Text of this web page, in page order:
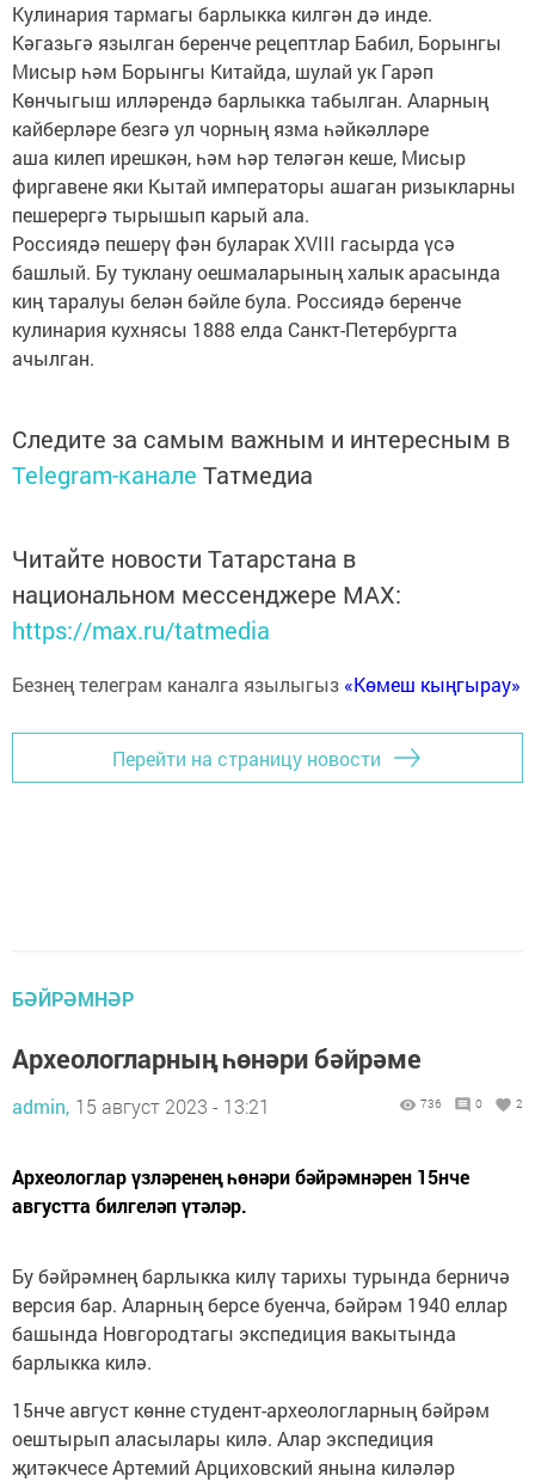
Кулинария тармагы барлыкка килгән дә инде.
Кәгазьгә язылган беренче рецептлар Бабил, Борынгы
Мисыр һәм Борынгы Китайда, шулай ук ​​Гарәп
Көнчыгыш илләрендә барлыкка табылган. Аларның
кайберләре безгә ул чорның язма һәйкәлләре
аша килеп ирешкән, һәм һәр теләгән кеше, Мисыр
фиргавене яки Кытай императоры ашаган ризыкларны
пешерергә тырышып карый ала.
Россиядә пешерү фән буларак XVIII гасырда үсә
башлый. Бу туклану оешмаларының халык арасында
киң таралуы белән бәйле була. Россиядә беренче
кулинария кухнясы 1888 елда Санкт-Петербургта
ачылган.
Следите за самым важным и интересным в
Telegram-канале Татмедиа
Читайте новости Татарстана в
национальном мессенджере MАХ:
https://max.ru/tatmedia
Безнең телеграм каналга язылыгыз «Көмеш кыңгырау»
Перейти на страницу новости
БӘЙРӘМНӘР
Археологларның һөнәри бәйрәме
admin, 15 август 2023 - 13:21 736 0 2
Археологлар үзләренең һөнәри бәйрәмнәрен 15нче
августта билгеләп үтәләр.
Бу бәйрәмнең барлыкка килү тарихы турында берничә
версия бар. Аларның берсе буенча, бәйрәм 1940 еллар
башында Новгородтагы экспедиция вакытында
барлыкка килә.
15нче август көнне студент-археологларның бәйрәм
оештырып аласылары килә. Алар экспедиция
җитәкчесе Артемий Арциховский янына киләләр